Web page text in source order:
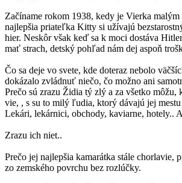
Začíname rokom 1938, kedy je Vierka malým
najlepšia priateľka Kitty si užívajú
hier. Neskôr však keď sa k moci dostáva
mať strach, detský pohľad nám dej aspoň
Čo sa deje vo svete, kde doteraz nebolo
dokázalo zvládnuť niečo, čo možno ani
Prečo sú zrazu Židia tý zlý a za všetko môžu,
vie, , s su to milý ľudia, ktorý dávajú jej mestu
Lekári, lekárnici, obchody, kaviarne, hotely..
Zrazu ich niet..
Prečo jej najlepšia kamarátka stále chorlavie,
zo zemského povrchu bez rozlúčky.